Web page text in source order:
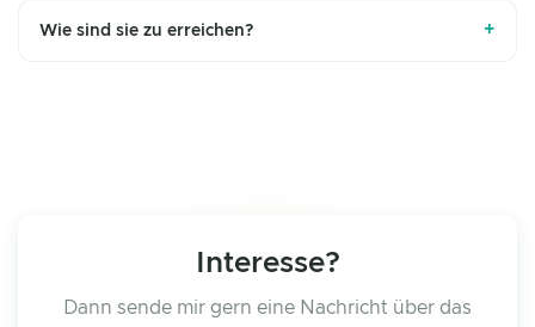
Wie sind sie zu erreichen? +
Interesse?
Dann sende mir gern eine Nachricht über das